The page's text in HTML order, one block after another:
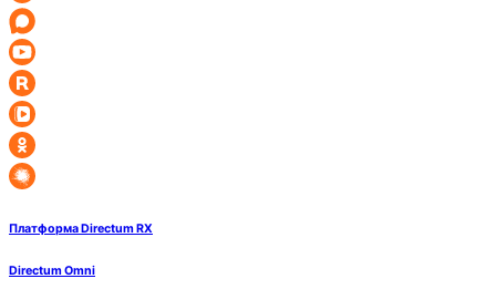
Платформа Directum RX
Directum Omni